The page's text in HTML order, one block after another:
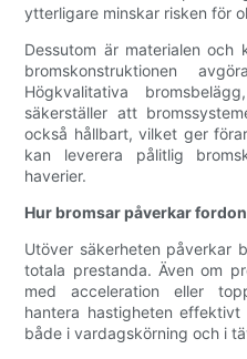
ytterligare minskar risken för
Dessutom är materialen och
bromskonstruktionen
Högkvalitativa
säkerställer att
också hållbart, vilket ger
kan leverera pålitlig
haverier.
Hur bromsar påverkar
Utöver säkerheten påverkar
totala prestanda. Även om
med acceleration eller
hantera hastigheten
både i vardagskörning och i